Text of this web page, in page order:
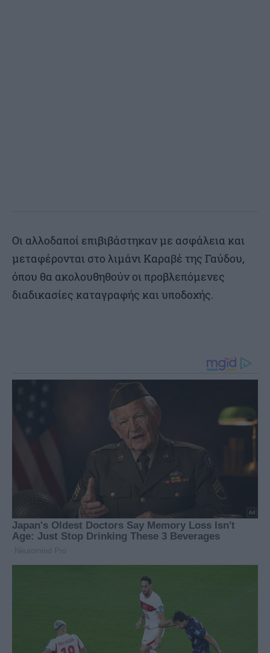
Οι αλλοδαποί επιβιβάστηκαν με ασφάλεια και
μεταφέρονται στο λιμάνι Καραβέ της Γαύδου,
όπου θα ακολουθηθούν οι προβλεπόμενες
διαδικασίες καταγραφής και υποδοχής.